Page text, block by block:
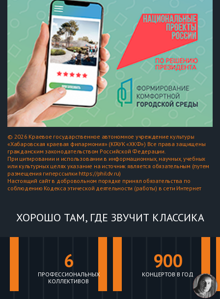
© 2026 Краевое государственное автономное учреждение культуры
«Хабаровская краевая филармония» (КГАУК «ХКФ») Все права защищены
гражданским законодательством Российской Федерации.
При цитировании и использовании в информационных, научных, учебных
или культурных целях указание на источник является обязательным (путем
размещения гиперссылки https://phildv.ru)
Настоящий сайт в добровольном порядке принял обязательства по
соблюдению Кодекса этической деятельности (работы) в сети Интернет
ХОРОШО ТАМ, ГДЕ ЗВУЧИТ КЛАССИКА
6
ПРОФЕССИОНАЛЬНЫХ
КОЛЛЕКТИВОВ
900
КОНЦЕРТОВ В ГОД